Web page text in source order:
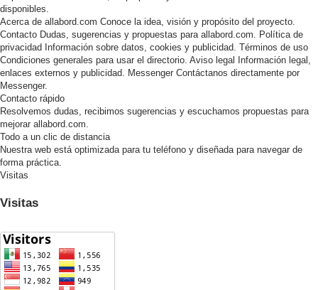
disponibles.
Acerca de allabord.com Conoce la idea, visión y propósito del proyecto.
Contacto Dudas, sugerencias y propuestas para allabord.com. Política de
privacidad Información sobre datos, cookies y publicidad. Términos de uso
Condiciones generales para usar el directorio. Aviso legal
Información legal,
enlaces externos y publicidad. Messenger Contáctanos directamente por
Messenger.
Contacto rápido
Resolvemos dudas, recibimos sugerencias y escuchamos propuestas para
mejorar allabord.com.
Todo a un clic de distancia
Nuestra web está optimizada para tu teléfono y diseñada para navegar de
forma práctica.
Visitas
Visitas